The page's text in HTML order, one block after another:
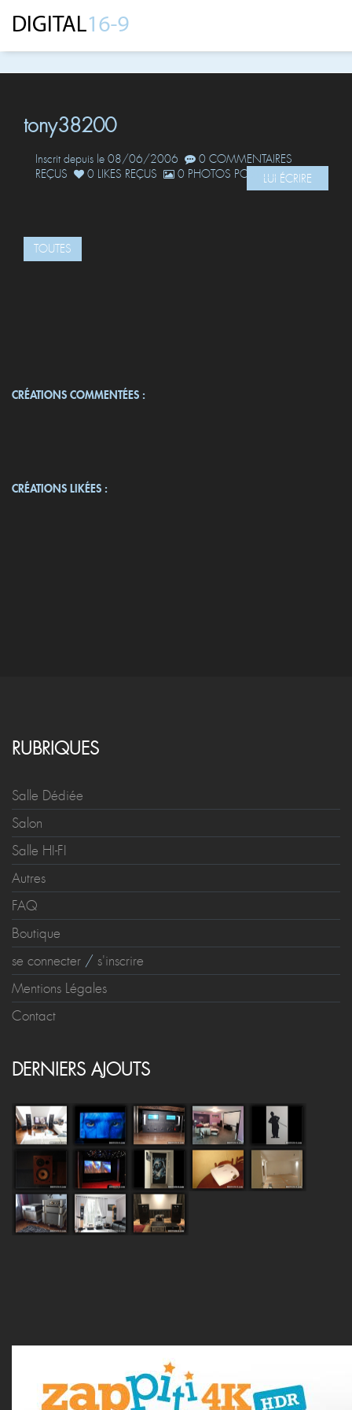
tony38200
Inscrit depuis le 08/06/2006
0 COMMENTAIRES
REÇUS
0 LIKES REÇUS 0 PHOTOS POSTÉESLUI ÉCRIRE
TOUTES
CRÉATIONS COMMENTÉES :
CRÉATIONS LIKÉES :
RUBRIQUES
Salle Dédiée
Salon
Salle HI-FI
Autres
FAQ
Boutique
se connecter / s'inscrire
Mentions Légales
Contact
DERNIERS AJOUTS